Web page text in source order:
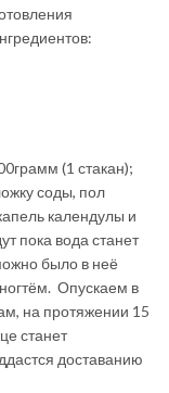
(1 стакан);
соды, пол
календулы и
пока вода станет
было в неё
Опускаем в
на протяжении 15
станет
доставанию